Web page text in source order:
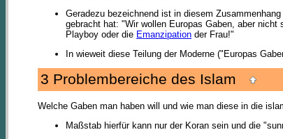
Geradezu bezeichnend ist in diesem
gebracht hat: "Wir wollen Europas Gaben, aber
Playboy oder die Emanzipation der Frau!"
In wieweit diese Teilung der Moderne ("Europas
3 Problembereiche des Islam
Welche Gaben man haben will und wie man diese in die
Maßstab hierfür kann nur der Koran sein und die